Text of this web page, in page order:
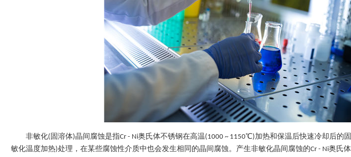
非敏化(固溶体)晶间腐蚀是指Cr - Ni奥氏体不锈钢在高温(1000 ~ 1150℃)加热和保温后快速冷却后的
敏化温度加热)处理，在某些腐蚀性介质中也会发生相同的晶间腐蚀。产生非敏化晶间腐蚀的Cr - Ni奥氏